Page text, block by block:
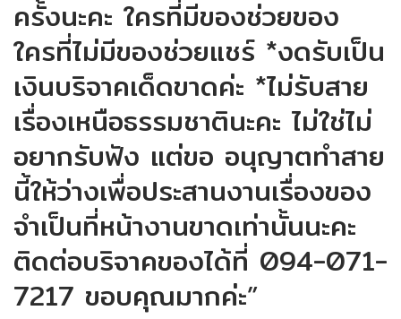
ครั้งนะคะ ใครที่มีของช่วยของ
ใครที่ไม่มีของช่วยแชร์ *งดรับเป็น
เงินบริจาคเด็ดขาดค่ะ *ไม่รับสาย
เรื่องเหนือธรรมชาตินะคะ ไม่ใช่ไม่
อยากรับฟัง แต่ขอ อนุญาตทำสาย
นี้ให้ว่างเพื่อประสานงานเรื่องของ
จำเป็นที่หน้างานขาดเท่านั้นนะคะ
ติดต่อบริจาคของได้ที่ 094-071-
7217 ขอบคุณมากค่ะ”